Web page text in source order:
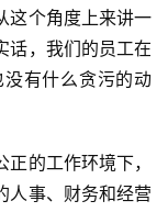
这个角度上来讲一
话，我们的员工在
有什么贪污的动
的工作环境下，
人事、财务和经营